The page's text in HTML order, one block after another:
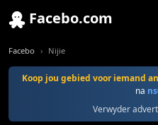
Facebo.com
Facebo Nijie
Koop jou gebied voor iemand
na
Verwyder